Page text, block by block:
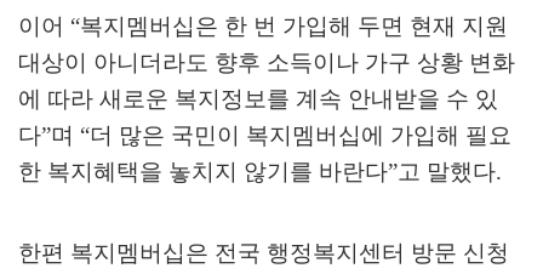
이어 “복지멤버십은 한 번 가입해 두면 현재 지원
대상이 아니더라도 향후 소득이나 가구 상황 변화
에 따라 새로운 복지정보를 계속 안내받을 수 있
다”며 “더 많은 국민이 복지멤버십에 가입해 필요
한 복지혜택을 놓치지 않기를 바란다”고 말했다.
한편 복지멤버십은 전국 행정복지센터 방문 신청